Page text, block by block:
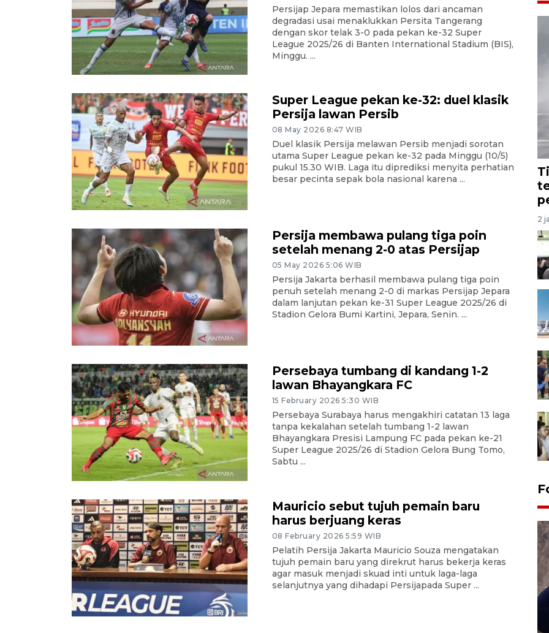
Persijap Jepara memastikan lolos dari ancaman
degradasi usai menaklukkan Persita Tangerang
dengan skor telak 3-0 pada pekan ke-32 Super
League 2025/26 di Banten International Stadium (BIS),
Minggu. ...
Super League pekan ke-32: duel klasik
Persija lawan Persib
08 May 2026 8:47 WIB
Duel klasik Persija melawan Persib menjadi sorotan
utama Super League pekan ke-32 pada Minggu (10/5)
pukul 15.30 WIB. Laga itu diprediksi menyita perhatian
besar pecinta sepak bola nasional karena ...
Persija membawa pulang tiga poin
setelah menang 2-0 atas Persijap
05 May 2026 5:06 WIB
Persija Jakarta berhasil membawa pulang tiga poin
penuh setelah menang 2-0 di markas Persijap Jepara
dalam lanjutan pekan ke-31 Super League 2025/26 di
Stadion Gelora Bumi Kartini, Jepara, Senin. ...
Persebaya tumbang di kandang 1-2
lawan Bhayangkara FC
15 February 2026 5:30 WIB
Persebaya Surabaya harus mengakhiri catatan 13 laga
tanpa kekalahan setelah tumbang 1-2 lawan
Bhayangkara Presisi Lampung FC pada pekan ke-21
Super League 2025/26 di Stadion Gelora Bung Tomo,
Sabtu ...
Mauricio sebut tujuh pemain baru
harus berjuang keras
08 February 2026 5:59 WIB
Pelatih Persija Jakarta Mauricio Souza mengatakan
tujuh pemain baru yang direkrut harus bekerja keras
agar masuk menjadi skuad inti untuk laga-laga
selanjutnya yang dihadapi Persijapada Super ...
2